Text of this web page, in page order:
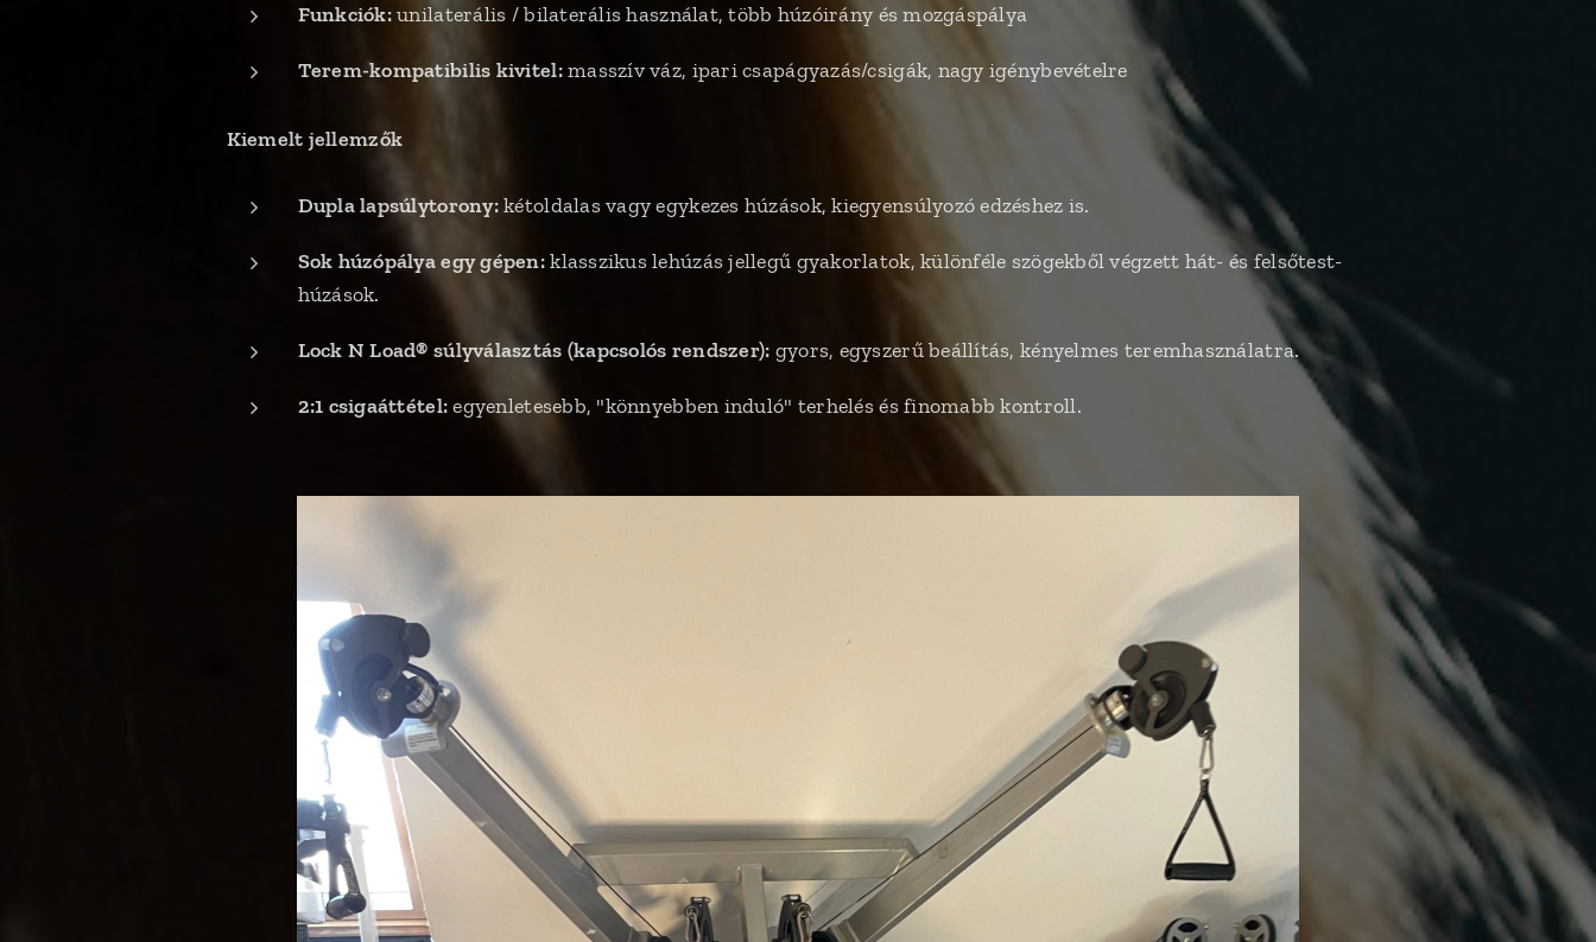
Funkciók:unilaterális / bilaterális használat, több húzóirány és mozgáspálya
Terem-kompatibilis kivitel:masszív váz, ipari csapágyazás/csigák, nagy igénybevételre
Kiemelt jellemzők
Dupla lapsúlytorony:kétoldalas vagy egykezes húzások, kiegyensúlyozó edzéshez is.
Sok húzópálya egy gépen:klasszikus lehúzás jellegű gyakorlatok, különféle szögekből végzett hát- és felsőtest-
húzások.
Lock N Load® súlyválasztás (kapcsolós rendszer): gyors, egyszerű beállítás, kényelmes teremhasználatra.
2:1 csigaáttétel:egyenletesebb, "könnyebben induló" terhelés és finomabb kontroll.